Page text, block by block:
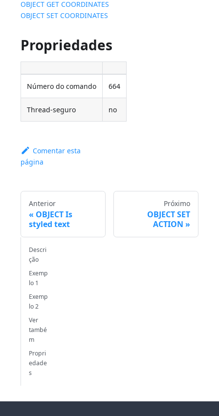
OBJECT GET COORDINATES
OBJECT SET COORDINATES
Propriedades
Número do comando 664
Thread-seguro no
Comentar esta
página
Anterior
OBJECT Is
styled text
Próximo
OBJECT SET
ACTION
Descri
ção
Exemp
lo 1
Exemp
lo 2
Ver
també
m
Propri
edade
s